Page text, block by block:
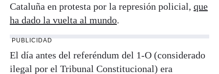
Cataluña en protesta por la represión policial, que
ha dado la vuelta al mundo.
PUBLICIDAD
El día antes del referéndum del 1-O (considerado
ilegal por el Tribunal Constitucional) era